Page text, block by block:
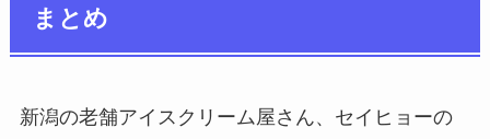
まとめ
新潟の老舗アイスクリーム屋さん、セイヒョーの